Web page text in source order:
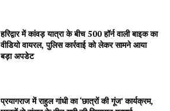
हरिद्वार में कांवड़ यात्रा के बीच 500 हॉर्न वाली बाइक का
वीडियो वायरल, पुलिस कार्रवाई को लेकर सामने आया
बड़ा अपडेट
प्रयागराज में राहुल गांधी का ‘छात्रों की गूंज’ कार्यक्रम,